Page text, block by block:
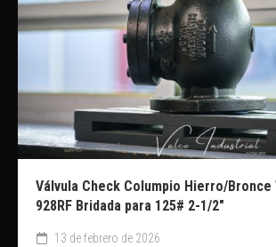
Válvula Check Columpio Hierro/Bronce
928RF Bridada para 125# 2-1/2″
13 de febrero de 2026